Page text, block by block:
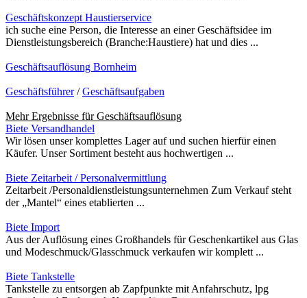
Geschäftskonzept Haustierservice
ich suche eine Person, die Interesse an einer Geschäftsidee im
Dienstleistungsbereich (Branche:Haustiere) hat und dies ...
Geschäftsauflösung Bornheim
Geschäftsführer/Geschäftsaufgaben
Mehr Ergebnisse fürGeschäftsauflösung
Biete Versandhandel
Wir lösen unser komplettes Lager auf und suchen hierfür einen
Käufer. Unser Sortiment besteht aus hochwertigen ...
Biete Zeitarbeit / Personalvermittlung
Zeitarbeit /Personaldienstleistungsunternehmen Zum Verkauf steht
der „Mantel“ eines etablierten ...
Biete Import
Aus der Auflösung eines Großhandels für Geschenkartikel aus Glas
und Modeschmuck/Glasschmuck verkaufen wir komplett ...
Biete Tankstelle
Tankstelle zu entsorgen ab Zapfpunkte mit Anfahrschutz, lpg